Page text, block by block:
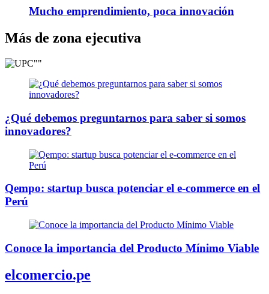
Mucho emprendimiento, poca innovación
Más de zona ejecutiva
¿Qué debemos preguntarnos para saber si somos
innovadores?
Qempo: startup busca potenciar el e-commerce en el
Perú
Conoce la importancia del Producto Mínimo Viable
elcomercio.pe